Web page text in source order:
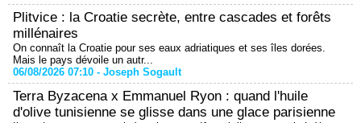
Plitvice : la Croatie secrète, entre cascades et forêts
millénaires
On connaît la Croatie pour ses eaux adriatiques et ses îles dorées.
Mais le pays dévoile un autr...
06/08/2026 07:10 - Joseph Sogault
Terra Byzacena x Emmanuel Ryon : quand l'huile
d'olive tunisienne se glisse dans une glace parisienne